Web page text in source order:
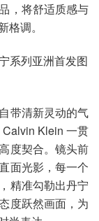
，将舒适质感与
调。
带清新灵动的气
Klein 一贯
度契合。镜头前
面光影，每一个
精准勾勒出丹宁
度跃然画面，为